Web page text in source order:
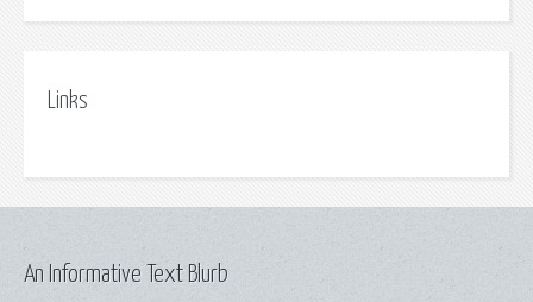
Links
An Informative Text Blurb